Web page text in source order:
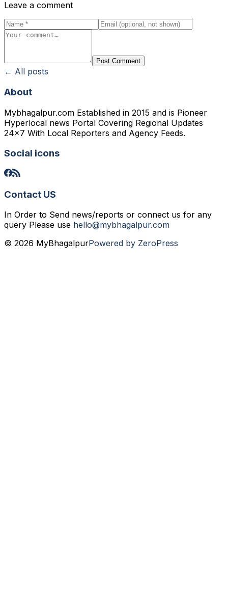
Leave a comment
Post Comment
← All posts
About
Mybhagalpur.com Established in 2015 and is Pioneer
Hyperlocal news Portal Covering Regional Updates
24x7 With Local Reporters and Agency Feeds.
Social icons
Contact US
In Order to Send news/reports or connect us for any
query Please use hello@mybhagalpur.com
© 2026 MyBhagalpurPowered by ZeroPress